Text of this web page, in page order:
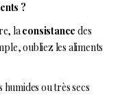
?
laconsistance des
oubliez les aliments
ou très secs